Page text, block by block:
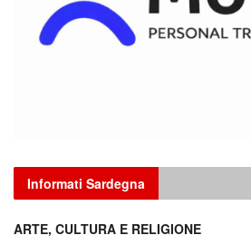
Informati Sardegna
ARTE, CULTURA E RELIGIONE